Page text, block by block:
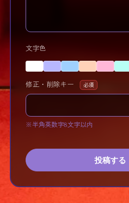
文字色
修正・削除キー 必須
※半角英数字8文字以内
投稿する